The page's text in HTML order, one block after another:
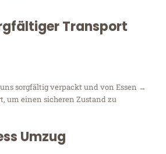
Transport
sorgfältig verpackt und von Essen →
um einen sicheren Zustand zu
Umzug